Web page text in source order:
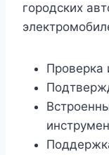
городских
Проверка